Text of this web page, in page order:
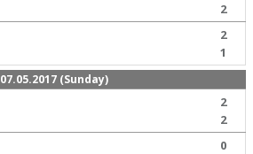
2
2
1
07.05.2017 (Sunday)
2
2
0